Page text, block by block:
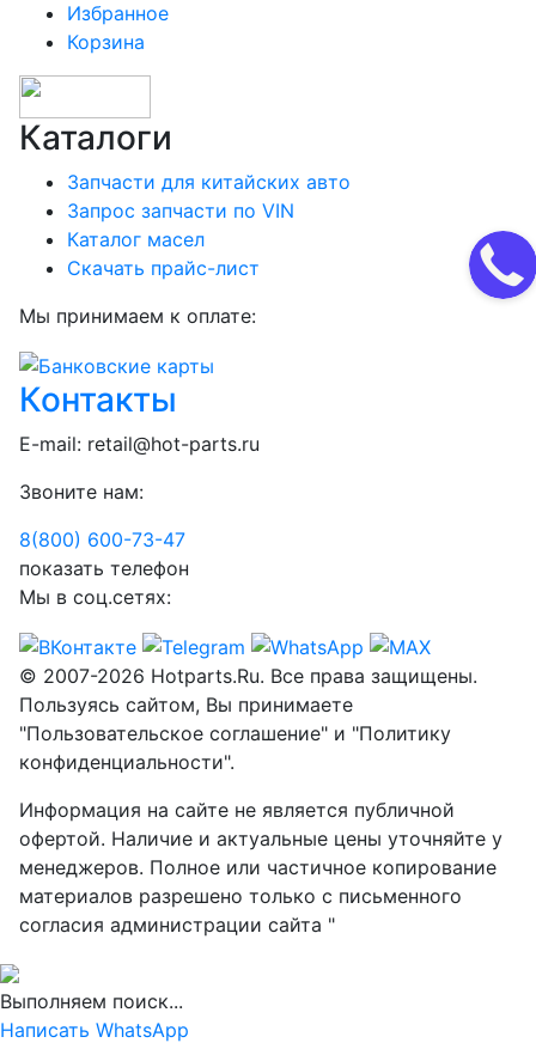
Избранное
Корзина
Каталоги
Запчасти для китайских авто
Запрос запчасти по VIN
Каталог масел
Скачать прайс-лист
Мы принимаем к оплате:
Контакты
E-mail: retail@hot-parts.ru
Звоните нам:
8(800) 600-73-47
показать телефон
Мы в соц.сетях:
© 2007-2026 Hotparts.Ru. Все права защищены.
Пользуясь сайтом, Вы принимаете
"Пользовательское соглашение" и "Политику
конфиденциальности".
Информация на сайте не является публичной
офертой. Наличие и актуальные цены уточняйте у
менеджеров. Полное или частичное копирование
материалов разрешено только с письменного
согласия администрации сайта "
Выполняем поиск...
Написать WhatsApp